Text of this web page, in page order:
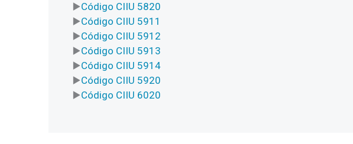
Código CIIU 5820
Código CIIU 5911
Código CIIU 5912
Código CIIU 5913
Código CIIU 5914
Código CIIU 5920
Código CIIU 6020